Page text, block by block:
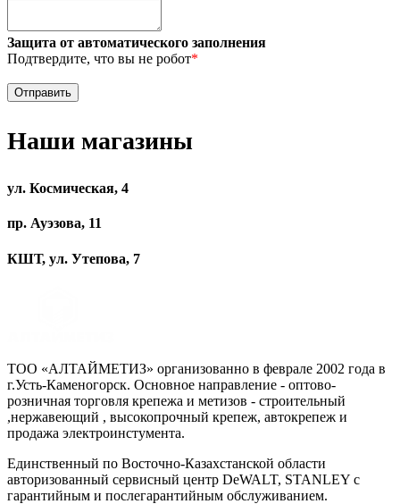
Защита от автоматического заполнения
Подтвердите, что вы не робот*
Наши магазины
ул. Космическая, 4
пр. Ауэзова, 11
КШТ, ул. Утепова, 7
ТОО «АЛТАЙМЕТИЗ» организованно в феврале 2002 года в
г.Усть-Каменогорск. Основное направление - оптово-
розничная торговля крепежа и метизов - строительный
,нержавеющий , высокопрочный крепеж, автокрепеж и
продажа электроинстумента.
Единственный по Восточно-Казахстанской области
авторизованный сервисный центр DeWALT, STANLEY с
гарантийным и послегарантийным обслуживанием.